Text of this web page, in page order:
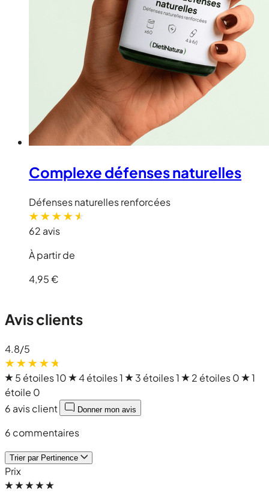
Complexe défenses naturelles
Défenses naturelles renforcées
62 avis
À partir de
4,95 €
Avis clients
4.8/5
5 étoiles10 4 étoiles1 3 étoiles1 2 étoiles0
1
étoile 0
6 avis client
Donner mon avis
6 commentaires
Trier par Pertinence
Prix